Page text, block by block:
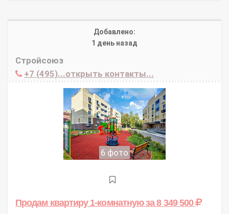
Добавлено:
1 день назад
Стройсоюз
+7 (495)...открыть контакты...
6 фото
Продам квартиру 1-комнатнуюза 8 349 500